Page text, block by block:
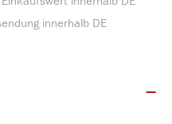
innerhalb DE